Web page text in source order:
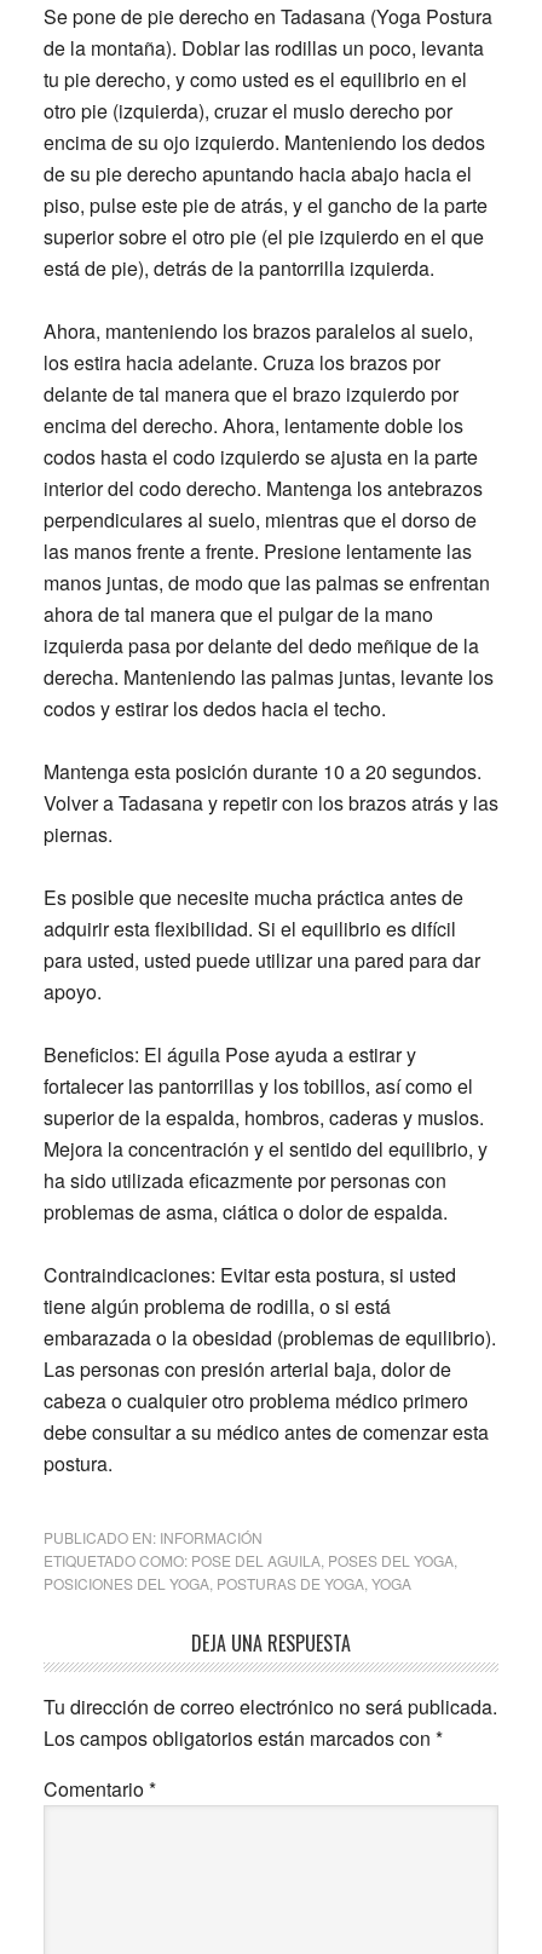
Se pone de pie derecho en Tadasana (Yoga Postura
de la montaña). Doblar las rodillas un poco, levanta
tu pie derecho, y como usted es el equilibrio en el
otro pie (izquierda), cruzar el muslo derecho por
encima de su ojo izquierdo. Manteniendo los dedos
de su pie derecho apuntando hacia abajo hacia el
piso, pulse este pie de atrás, y el gancho de la parte
superior sobre el otro pie (el pie izquierdo en el que
está de pie), detrás de la pantorrilla izquierda.
Ahora, manteniendo los brazos paralelos al suelo,
los estira hacia adelante. Cruza los brazos por
delante de tal manera que el brazo izquierdo por
encima del derecho. Ahora, lentamente doble los
codos hasta el codo izquierdo se ajusta en la parte
interior del codo derecho. Mantenga los antebrazos
perpendiculares al suelo, mientras que el dorso de
las manos frente a frente. Presione lentamente las
manos juntas, de modo que las palmas se enfrentan
ahora de tal manera que el pulgar de la mano
izquierda pasa por delante del dedo meñique de la
derecha. Manteniendo las palmas juntas, levante los
codos y estirar los dedos hacia el techo.
Mantenga esta posición durante 10 a 20 segundos.
Volver a Tadasana y repetir con los brazos atrás y las
piernas.
Es posible que necesite mucha práctica antes de
adquirir esta flexibilidad. Si el equilibrio es difícil
para usted, usted puede utilizar una pared para dar
apoyo.
Beneficios: El águila Pose ayuda a estirar y
fortalecer las pantorrillas y los tobillos, así como el
superior de la espalda, hombros, caderas y muslos.
Mejora la concentración y el sentido del equilibrio, y
ha sido utilizada eficazmente por personas con
problemas de asma, ciática o dolor de espalda.
Contraindicaciones: Evitar esta postura, si usted
tiene algún problema de rodilla, o si está
embarazada o la obesidad (problemas de equilibrio).
Las personas con presión arterial baja, dolor de
cabeza o cualquier otro problema médico primero
debe consultar a su médico antes de comenzar esta
postura.
PUBLICADO EN: INFORMACIÓN
ETIQUETADO COMO: POSE DEL AGUILA, POSES DEL YOGA,
POSICIONES DEL YOGA, POSTURAS DE YOGA, YOGA
Interacciones
con
los
lectores
DEJA UNA RESPUESTA
Tu dirección de correo electrónico no será publicada.
Los campos obligatorios están marcados con *
Comentario*